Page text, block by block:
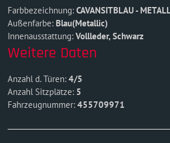
Farbbezeichnung: CAVANSITBLAU -
Außenfarbe: Blau(Metallic)
Innenausstattung: Vollleder, Schwarz
Weitere Daten
Anzahl d. Türen: 4/5
Anzahl Sitzplätze: 5
Fahrzeugnummer: 455709971